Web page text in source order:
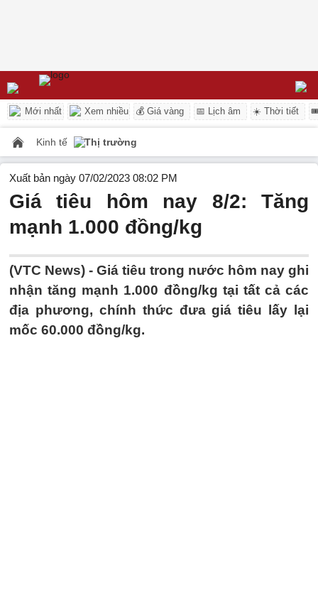
Mới nhất Xem nhiều 💰 Giá vàng 📅 Lịch âm ☀️ Thời tiết
Kinh tế Thị trường
Xuất bản ngày 07/02/2023 08:02 PM
Giá tiêu hôm nay 8/2: Tăng
mạnh 1.000 đồng/kg
(VTC News) - Giá tiêu trong nước hôm nay ghi
nhận tăng mạnh 1.000 đồng/kg tại tất cả các
địa phương, chính thức đưa giá tiêu lấy lại
mốc 60.000 đồng/kg.